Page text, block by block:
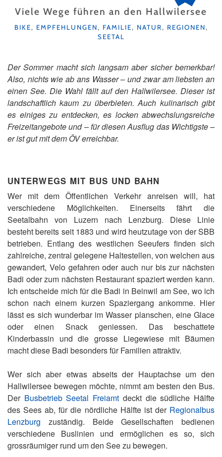
Viele Wege führen an den Hallwilersee
KATEGORIEN
BIKE, EMPFEHLUNGEN, FAMILIE, NATUR, REGIONEN,
SEETAL
Der Sommer macht sich langsam aber sicher bemerkbar!
Also, nichts wie ab ans Wasser – und zwar am liebsten an
einen See. Die Wahl fällt auf den Hallwilersee. Dieser ist
landschaftlich kaum zu überbieten. Auch kulinarisch gibt
es einiges zu entdecken, es locken abwechslungsreiche
Freizeitangebote und–für diesen Ausflug das Wichtigste –
er ist gut mit dem ÖV erreichbar.
UNTERWEGS MIT BUS UND BAHN
Wer mit dem Öffentlichen Verkehr anreisen will, hat
verschiedene Möglichkeiten. Einerseits fährt die
Seetalbahn von Luzern nach Lenzburg. Diese Linie
besteht bereits seit 1883 und wird heutzutage von der SBB
betrieben. Entlang des westlichen Seeufers finden sich
zahlreiche, zentral gelegene Haltestellen, von welchen aus
gewandert, Velo gefahren oder auch nur bis zur nächsten
Badi oder zum nächsten Restaurant spaziert werden kann.
Ich entscheide mich für die Badi in Beinwil am See, wo ich
schon nach einem kurzen Spaziergang ankomme. Hier
lässt es sich wunderbar im Wasser planschen, eine Glace
oder einen Snack geniessen. Das beschattete
Kinderbassin und die grosse Liegewiese mit Bäumen
macht diese Badi besonders für Familien attraktiv.
Wer sich aber etwas abseits der Hauptachse um den
Hallwilersee bewegen möchte, nimmt am besten den Bus.
Der Busbetrieb Seetal Freiamt deckt die südliche Hälfte
des Sees ab, für die nördliche Hälfte ist der Regionalbus
Lenzburg zuständig. Beide Gesellschaften bedienen
verschiedene Buslinien und ermöglichen es so, sich
grossräumiger rund um den See zu bewegen.